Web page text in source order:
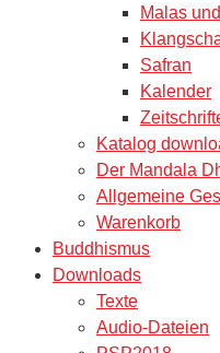
Malas
Safran
Kalender
Katalog
Der Mandala
Allgemeine
Warenkorb
Buddhismus
Downloads
Texte
Audio-Dateien